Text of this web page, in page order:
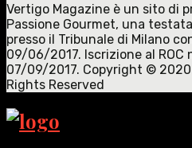
Vertigo Magazine è un sito di
Passione Gourmet, una
presso il Tribunale di Milano
09/06/2017. Iscrizione al ROC
07/09/2017. Copyright © 2020
Rights Reserved